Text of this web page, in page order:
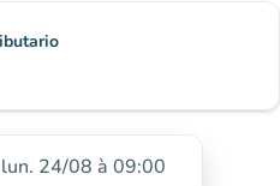
24/08 à 09:00